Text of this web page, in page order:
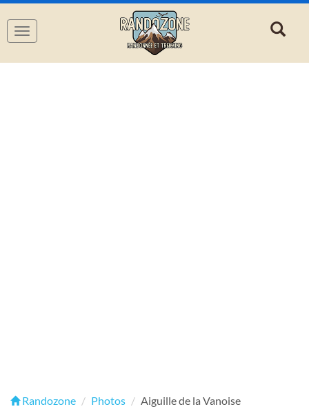
Navigation
Randozone Photos Aiguille de la Vanoise